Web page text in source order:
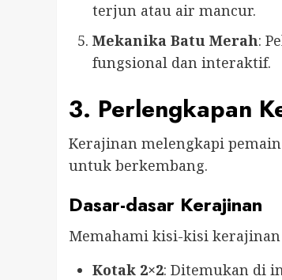
terjun atau air mancur.
Mekanika Batu Merah:
fungsional dan interaktif.
3. Perlengkapan
Kerajinan melengkapi
untuk berkembang.
Dasar-dasar Kerajinan
Memahami kisi-kisi
Kotak 2×2: Ditemukan di